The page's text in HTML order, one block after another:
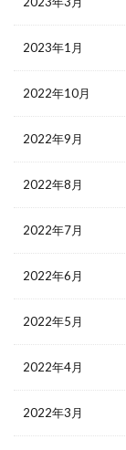
2023年1月
2022年10月
2022年9月
2022年8月
2022年7月
2022年6月
2022年5月
2022年4月
2022年3月